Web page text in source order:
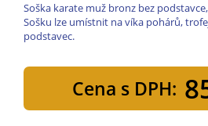
Soška karate muž bronz bez
Sošku lze umístnit na víka pohárů,
podstavec.
Cena s DPH: